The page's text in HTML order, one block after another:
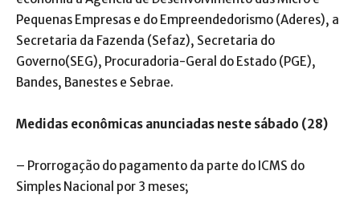
Pequenas Empresas e do Empreendedorismo (Aderes), a
Secretaria da Fazenda (Sefaz), Secretaria do
Governo(SEG), Procuradoria-Geral do Estado (PGE),
Bandes, Banestes e Sebrae.
Medidas econômicas anunciadas neste sábado (28)
– Prorrogação do pagamento da parte do ICMS do
Simples Nacional por 3 meses;